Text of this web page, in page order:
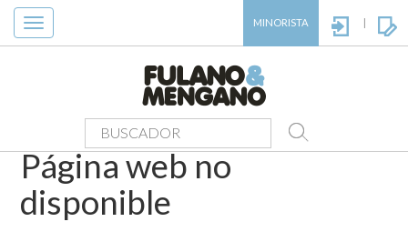
Toggle
navigation
MINORISTA
Página web no
disponible